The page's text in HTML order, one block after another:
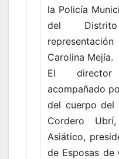
la Policía
del
Carolina Mejía.
El
acompañado
del cuerpo del
Cordero
Asiático,
de Esposas de